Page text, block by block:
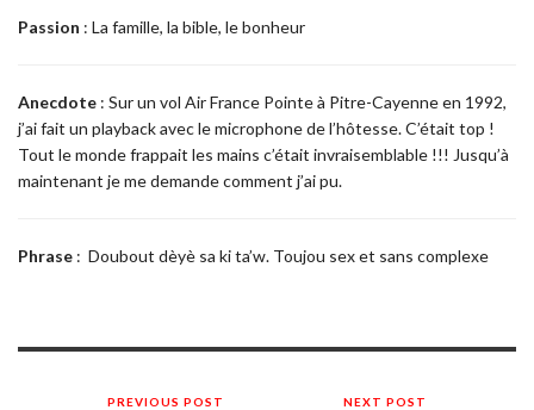
Passion : La famille, la bible, le bonheur
Anecdote : Sur un vol Air France Pointe à Pitre-Cayenne en 1992,
j’ai fait un playback avec le microphone de l’hôtesse. C’était top !
Tout le monde frappait les mains c’était invraisemblable !!! Jusqu’à
maintenant je me demande comment j’ai pu.
Phrase : Doubout dèyè sa ki ta’w. Toujou sex et sans complexe
PREVIOUS POST NEXT POST